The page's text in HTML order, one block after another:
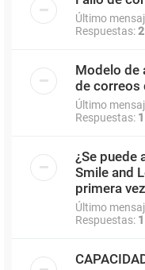
Último
Respuestas:2
Modelo de
de correos
Último
Respuestas: 1
¿Se puede
Smile and
primera
Último
Respuestas: 1